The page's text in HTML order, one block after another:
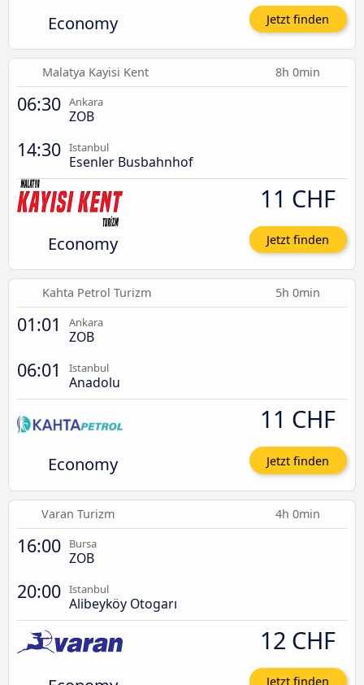
Economy Jetzt finden
Malatya Kayisi Kent 8h 0min
06:30 Ankara
ZOB
14:30 Istanbul
Esenler Busbahnhof
Economy
11 CHF
Jetzt finden
Kahta Petrol Turizm 5h 0min
01:01 Ankara
ZOB
06:01 Istanbul
Anadolu
Economy
11 CHF
Jetzt finden
Varan Turizm 4h 0min
16:00 Bursa
ZOB
20:00 Istanbul
Alibeyköy Otogarı
12 CHF
Jetzt finden